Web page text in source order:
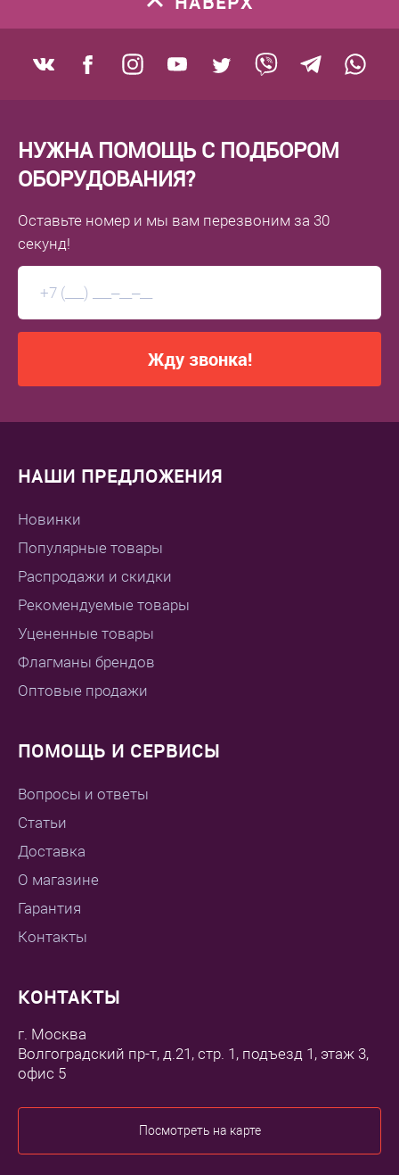
К сравнению
В избранное
НУЖНА ПОМОЩЬ С ПОДБОРОМ
ОБОРУДОВАНИЯ?
Оставьте номер и мы вам перезвоним за 30
секунд!
Жду звонка!
НАШИ ПРЕДЛОЖЕНИЯ
Новинки
Популярные товары
Распродажи и скидки
Рекомендуемые товары
Уцененные товары
Флагманы брендов
Оптовые продажи
ПОМОЩЬ И СЕРВИСЫ
Вопросы и ответы
Статьи
Доставка
О магазине
Гарантия
Контакты
КОНТАКТЫ
г. Москва
Волгоградский пр-т, д.21, стр. 1, подъезд 1, этаж 3,
офис 5
Посмотреть на карте